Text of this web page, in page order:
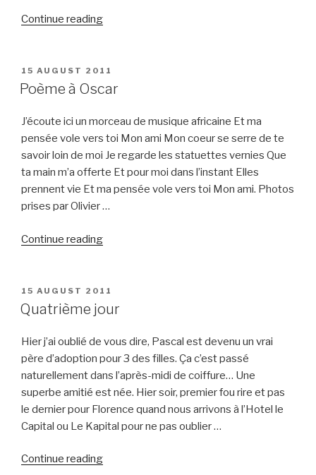
Continue reading“Troisième
visite
du
Songhaï
;
des
tresses
on
On
tresses
!!”
POSTED
ON
15 AUGUST 2011
Poème à Oscar
J’écoute ici un morceau de musique africaine Et ma
pensée vole vers toi Mon ami Mon coeur se serre de te
savoir loin de moi Je regarde les statuettes vernies Que
ta main m’a offerte Et pour moi dans l’instant Elles
prennent vie Et ma pensée vole vers toi Mon ami. Photos
prises par Olivier …
Continue reading“Poème
POSTED
ON
15 AUGUST 2011
Quatrième jour
Hier j’ai oublié de vous dire, Pascal est devenu un vrai
père d’adoption pour 3 des filles. Ça c’est passé
naturellement dans l’après-midi de coiffure… Une
superbe amitié est née. Hier soir, premier fou rire et pas
le dernier pour Florence quand nous arrivons à l’Hotel le
Capital ou Le Kapital pour ne pas oublier …
Continue reading“Quatrième